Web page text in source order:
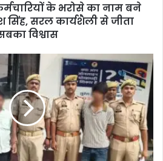
के भरोसे का नाम बने
सरल कार्यशैली से जीता
विश्वास